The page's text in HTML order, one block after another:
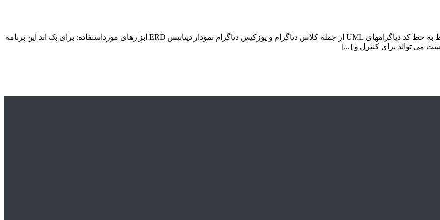
شامل: توضیح و شرح کامل 26 صفحه ای عکس های اجرا و توضیح خط به خط کد دیاگرامهای UML از جمله کلاس دیاگرام و یوزکیس دیاگرام نمودار دیتابیس ERD ابزارهای مورداستفاده: برای بک اند این برنامه
می تواند برای کنترل و [...]